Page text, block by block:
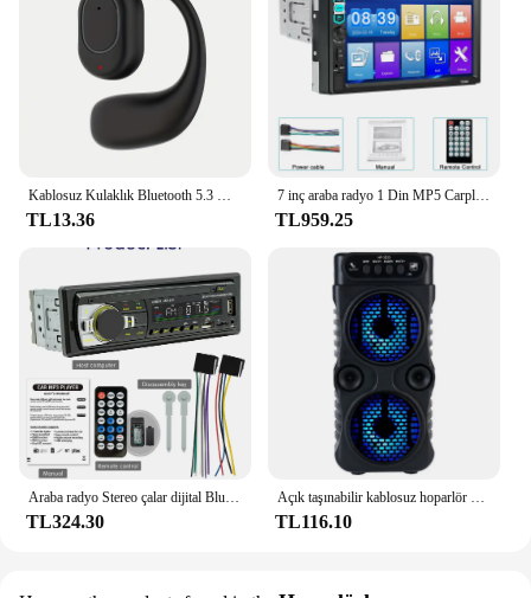
TL13.36
7 inç araba radyo 1 Din MP5 Carplay Android oto HD Autoradio multimedya oynatıcı araba Stereo Bluetooth USB FM evrensel hiçbir 2Din
TL959.25
TL324.30 TL116.10